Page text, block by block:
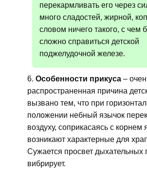
перекармливать его через
много сладостей, жирной,
словом ничего такого, с чем
сложно справиться детской
поджелудочной железе.
Особенности прикуса –
распространенная причина
вызвано тем, что при
положении небный язычок
воздуху, соприкасаясь с корнем
возникают характерные для
Сужается просвет дыхательных
вибрирует.